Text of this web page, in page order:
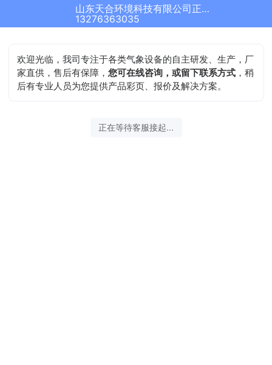
山东天合环境科技有限公司正在为您服务
13276363035
欢迎光临，我司专注于各类气象设备的自主研发、生产，厂
家直供，售后有保障，您可在线咨询，或留下联系方式 ，稍
后有专业人员为您提供产品彩页、报价及解决方案。
正在等待客服接起...